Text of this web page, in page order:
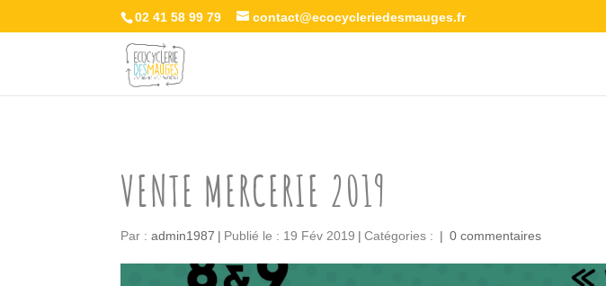
02 41 58 99 79 contact@ecocycleriedesmauges.fr
VENTE MERCERIE 2019
Par :admin1987 | Publié le : 19 Fév 2019 | Catégories : | 0 commentaires